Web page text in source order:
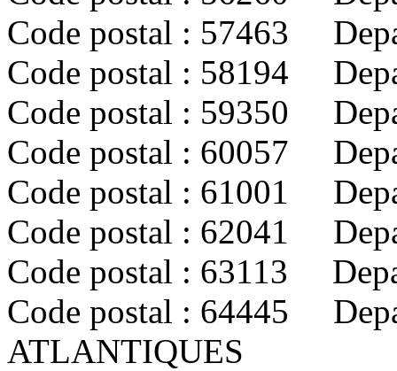
Code postal : 57463
Code postal : 58194
Code postal : 59350
Code postal : 60057
Code postal : 61001
Code postal : 62041
Code postal : 63113
Code postal : 64445
ATLANTIQUES